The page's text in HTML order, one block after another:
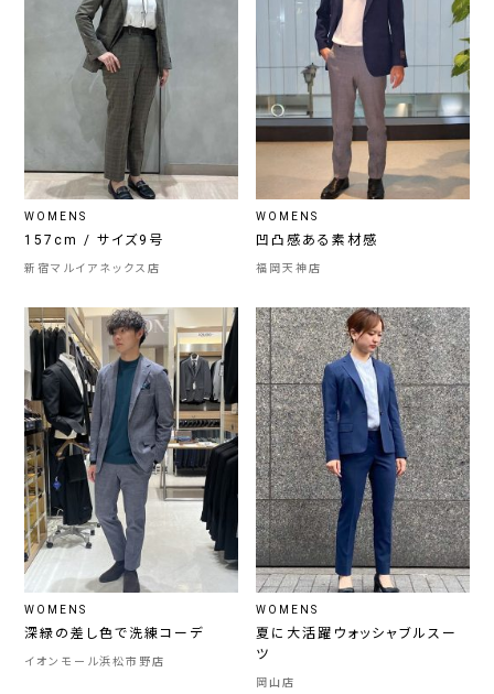
WOMENS
157cm / サイズ9号
新宿マルイアネックス店
WOMENS
凹凸感ある素材感
福岡天神店
WOMENS
深緑の差し色で洗練コーデ
イオンモール浜松市野店
WOMENS
夏に大活躍ウォッシャブルスー
ツ
岡山店